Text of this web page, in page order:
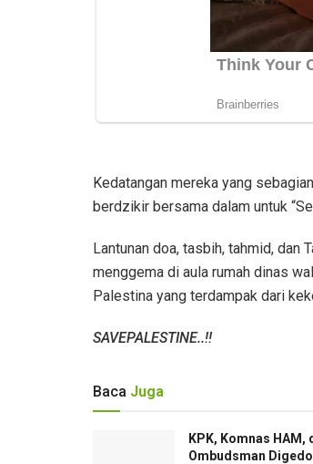
Kedatangan mereka yang
berdzikir bersama dalam untuk
Lantunan doa, tasbih, tahmid, dan
menggema di aula rumah dinas
Palestina yang terdampak dari
SAVEPALESTINE..!!
Baca Juga
KPK, Komnas HAM,
Ombudsman